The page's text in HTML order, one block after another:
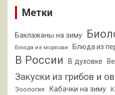
Метки
Баклажаны на зиму
Блюда из моркови Блюда из
В России В духовке
Закуски из грибов и
Зоология Кабачки на зиму